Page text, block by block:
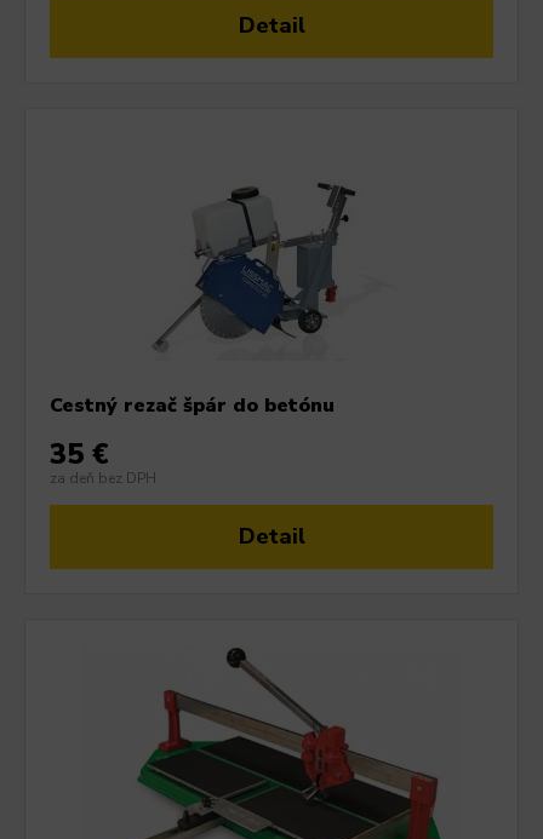
Detail
Cestný rezač špár do betónu
35 €
za deň bez DPH
Detail